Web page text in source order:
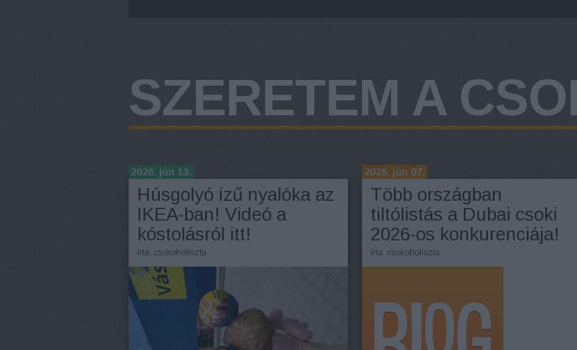
SZERETEM A
2026. jún 13.
Húsgolyó ízű nyalóka az
IKEA-ban! Videó a
kóstolásról itt!
írta: csokoholiszta
2026. jún 07.
Több országban
tiltólistás a Dubai csoki
2026-os konkurenciája!
írta: csokoholiszta